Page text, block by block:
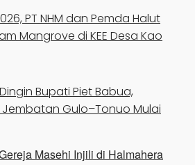
PT NHM dan Pemda Halut
Mangrove di KEE Desa Kao
Bupati Piet Babua,
Gulo–Tonuo Mulai